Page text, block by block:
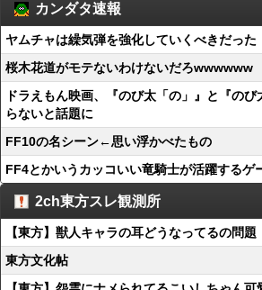
カンダタ速報
ヤムチャは繰気弾を強化していくべきだった
桜木花道がモテないわけないだろwwwwww
ドラえもん映画、『のび太「の」』と『の
らないと話題に
FF10の名シーン←思い浮かべたもの
FF4とかいうカッコいい竜騎士が活躍するゲ
2ch東方スレ観測所
【東方】獣人キャラの耳どうなってるの問題
東方文化帖